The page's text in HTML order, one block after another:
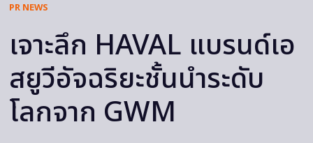
PR NEWS
เจาะลึก HAVAL แบรนด์เอ
สยูวีอัจฉริยะชั้นนำระดับ
โลกจาก GWM